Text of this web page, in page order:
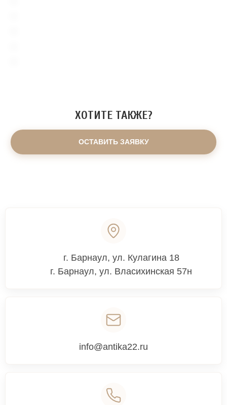
ХОТИТЕ ТАКЖЕ?
ОСТАВИТЬ ЗАЯВКУ
г. Барнаул, ул. Кулагина 18
г. Барнаул, ул. Власихинская 57н
info@antika22.ru